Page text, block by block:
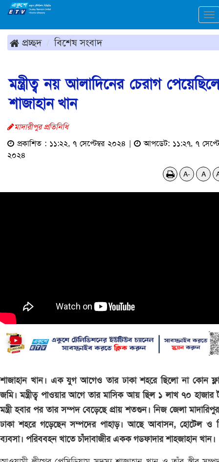
প্রচ্ছদ বিশেষ সংবাদ
মন্ত্রীত্ব নয় আলাদিনের চেরাগ
শাজাহান খান
মাদারীপুর প্রতিনিধি
প্রকাশিত : ১১:২২, ৭ সেপ্টেম্বর ২০২৪ |
আপডেট: ১১:২৭, ৭
২০২৪
A- A
শাজাহান খান। এক যুগ আগেও তার ঢাকা শহরে ছিলো না কোন
জমি। মন্ত্রীত্ব পাওয়ার আগে তার মাসিক আয় ছিল ১ লাখ ৭০ হাজার
মন্ত্রী হবার পর তার সম্পদ বেড়েছে প্রায় শতগুন। নিজ জেলা
ঢাকা শহরে গড়েছেন সম্পদের পাহাড়। আছে আবাসন, হোটেল ও
ব্যবসা। পরিববহন খাতে চাঁদাবাজীর একক গডফাদার শাহজাহান খান।